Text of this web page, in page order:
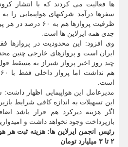
ها فعالیت می کردند که با انتشار
سفرها درآمد شرکتهای هواپیمایی را
ظرفیت پروازها هم
جدی همه ایرلاین ها است.
وی افزود: این محدودیت در پروازها
ایران است و پروازهای خارجی چنین
چند روز اخیر پرواز شیراز به مسقط
است.
این تسهیلات به اندازه کافی شرایط
اگر هزینه دیرکرد هم قرار باشد
بازپرداخت وجود نخواهد داشت و
رئیس انجمن ایرلاین ها: هزینه ثبت هر
۲ تا ۳ میلیارد تومان